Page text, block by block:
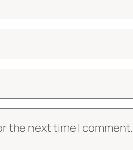
the next time I comment.